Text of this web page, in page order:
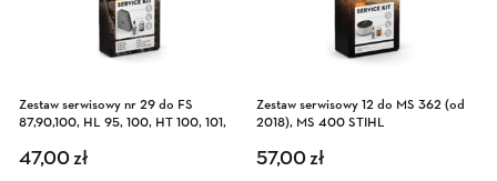
Zestaw serwisowy nr 29 do FS
87,90,100, HL 95, 100, HT 100, 101,
47,00zł
Zestaw serwisowy 12 do MS 362 (od
2018), MS 400 STIHL
57,00zł